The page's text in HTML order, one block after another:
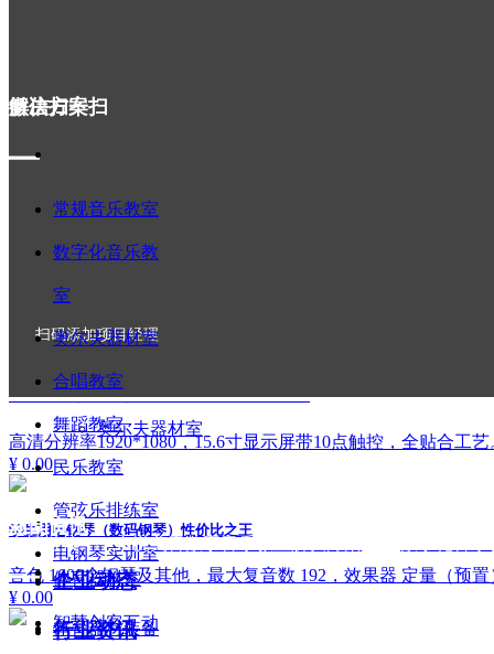
奥尔夫器材室
智能钢琴AI智慧钢琴厂家力荐
高清分辨率3840*1080，43.8寸显示屏带10点触，屏幕提示
¥ 0.00
数码钢琴（电钢琴）专用智能谱架——方便智能
高清分辨率1920*1080，15.6寸显示屏带10点触控，全贴合工
¥ 0.00
学生用电钢琴（数码钢琴）性价比之王
音色 1600个钢琴及其他，最大复音数 192，效果器 定量（预
¥ 0.00
微信扫一扫
▁▁
扫码添加项目经理
解决方案
▁▁
常规音乐教室
数字化音乐教
室
奥尔夫器材室
合唱教室
舞蹈教室
民乐教室
管弦乐排练室
电钢琴实训室
体育器材室
智慧创客互动
新闻资讯
▁▁
企业动态
行业资讯
体育器材装备
友情链接：京悦美音数字音乐教室解决方案